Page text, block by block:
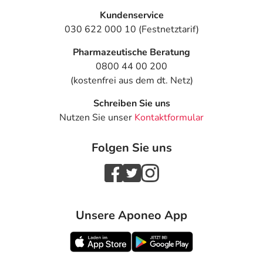
Kundenservice
030 622 000 10 (Festnetztarif)
Pharmazeutische Beratung
0800 44 00 200
(kostenfrei aus dem dt. Netz)
Schreiben Sie uns
Nutzen Sie unser Kontaktformular
Folgen Sie uns
Unsere Aponeo App